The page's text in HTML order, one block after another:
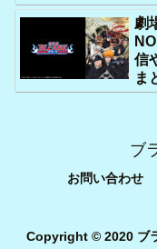
劇
信
ま
ブ
お問い合わせ
Copyright © 2020 ブ